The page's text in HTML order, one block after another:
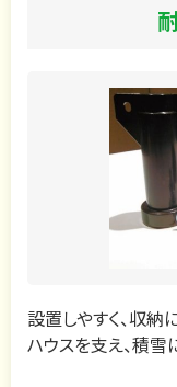
設置しやすく、収納
ハウスを支え、積雪